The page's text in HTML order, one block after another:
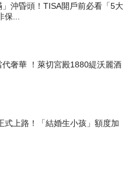
沖昏頭！TISA開戶前必看「5大
...
奢華 ！萊切宮殿1880緹沃麗酒
式上路！「結婚生小孩」額度加